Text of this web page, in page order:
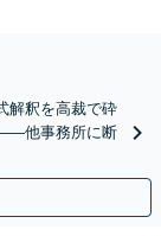
解釈を高裁で砕
他事務所に断